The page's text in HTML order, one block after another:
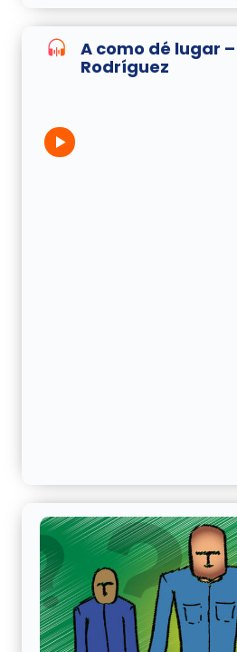
A como dé lugar
Rodríguez